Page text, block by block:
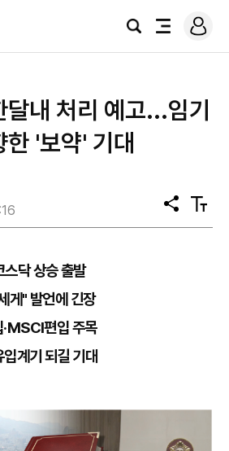
검
전
로
그
내 처리 예고...임기
'보약' 기대
공
유
텍
스
스닥 상승 출발
게" 발언에 긴장
편입 주목
계기 되길 기대